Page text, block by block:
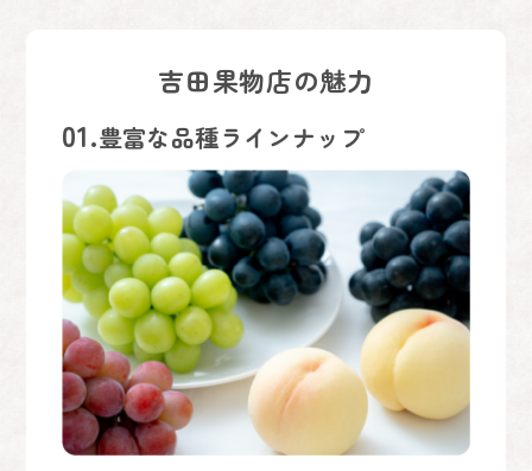
吉田果物店の魅力
01.豊富な品種ラインナップ